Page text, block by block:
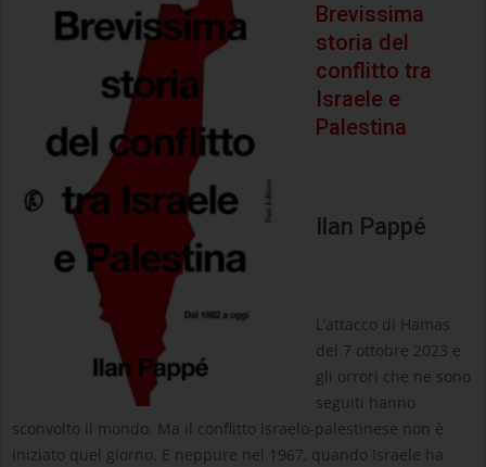
Brevissima
storia del
conflitto tra
Israele e
Palestina
Ilan Pappé
L’attacco di Hamas
del 7 ottobre 2023 e
gli orrori che ne sono
seguiti hanno
sconvolto il mondo. Ma il conflitto israelo-palestinese non è
iniziato quel giorno. E neppure nel 1967, quando Israele ha